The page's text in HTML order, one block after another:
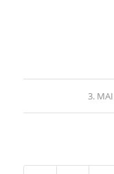
3./